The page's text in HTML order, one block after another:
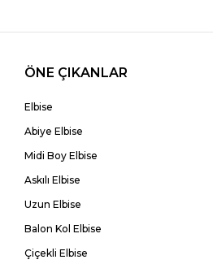
ÖNE ÇIKANLAR
Elbise
Abiye Elbise
Midi Boy Elbise
Askılı Elbise
Uzun Elbise
Balon Kol Elbise
Çiçekli Elbise